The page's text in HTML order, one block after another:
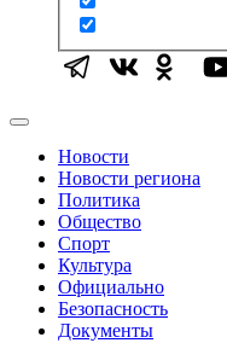
Новости
Новости региона
Политика
Общество
Спорт
Культура
Официально
Безопасность
Документы